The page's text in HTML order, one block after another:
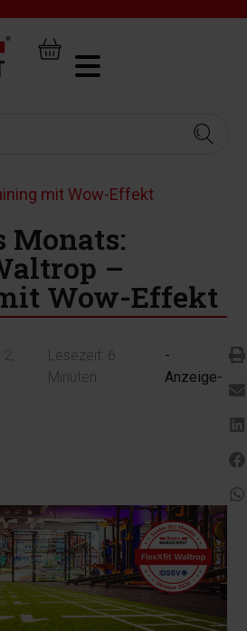
mit Wow-Effekt
Monats:
–
Wow-Effekt
Lesezeit: 6
Minuten
-
Anzeige-